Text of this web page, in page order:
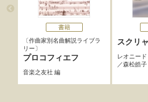
書籍
作曲家別名曲解説ライブラ
リー
プロコフィエフ
音楽之友社 編
スクリ
レオニー
／森松皓子